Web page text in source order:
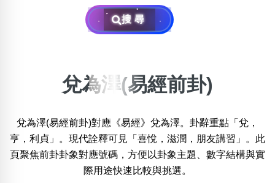
搜尋
位置:
一 二 三 四 五 六 七 九
兌為澤(易經前卦)
兌為澤(易經前卦)對應《易經》兌為澤。卦辭重點「兌，
亨，利貞」。現代詮釋可見「喜悅，滋潤，朋友講習」。此
頁聚焦前卦卦象對應號碼，方便以卦象主題、數字結構與實
際用途快速比較與挑選。